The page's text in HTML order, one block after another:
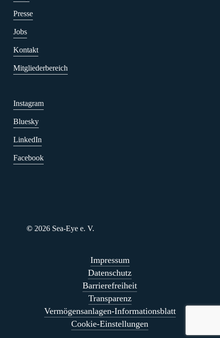
Presse
Jobs
Kontakt
Mitgliederbereich
Instagram
Bluesky
LinkedIn
Facebook
© 2026 Sea-Eye e. V.
Impressum
Datenschutz
Barrierefreiheit
Transparenz
Vermögensanlagen-Informationsblatt
Cookie-Einstellungen